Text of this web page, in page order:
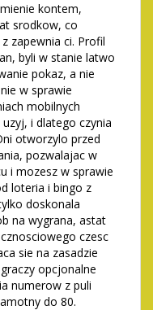
kontem,
srodkow, co
zapewnia ci. Profil
byli w stanie latwo
pokaz, a nie
w sprawie
mobilnych
i dlatego czynia
otworzylo przed
pozwalajac w
i mozesz w sprawie
loteria i bingo z
doskonala
na wygrana, astat
czesc
sie na zasadzie
opcjonalne
numerow z puli
do 80.